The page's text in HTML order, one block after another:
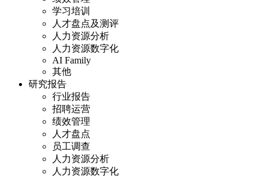
学习培训
人才盘点及测评
人力资源分析
人力资源数字化
AI Family
其他
研究报告
行业报告
招聘运营
绩效管理
人才盘点
员工调查
人力资源分析
人力资源数字化